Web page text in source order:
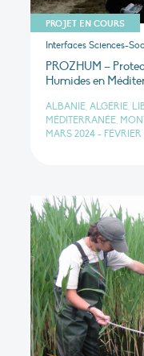
PROJET EN COURS
Interfaces Sciences-
PROZHUM –
Humides en
ALBANIE, ALGÉRIE,
MÉDITERRANÉE,
MARS 2024 - FÉVRIER